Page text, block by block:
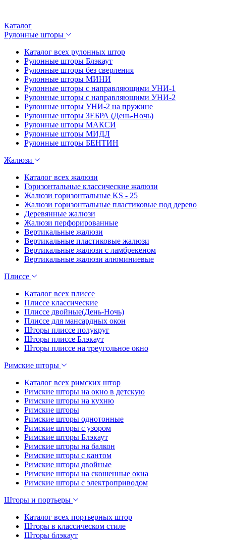
Каталог
Рулонные шторы
Каталог всех рулонных штор
Рулонные шторы Блэкаут
Рулонные шторы без сверления
Рулонные шторы МИНИ
Рулонные шторы с направляющими УНИ-1
Рулонные шторы с направляющими УНИ-2
Рулонные шторы УНИ-2 на пружине
Рулонные шторы ЗЕБРА (День-Ночь)
Рулонные шторы МАКСИ
Рулонные шторы МИДЛ
Рулонные шторы БЕНТИН
Жалюзи
Каталог всех жалюзи
Горизонтальные классические жалюзи
Жалюзи горизонтальные KS - 25
Жалюзи горизонтальные пластиковые под дерево
Деревянные жалюзи
Жалюзи перфорированные
Вертикальные жалюзи
Вертикальные пластиковые жалюзи
Вертикальные жалюзи с ламбрекеном
Вертикальные жалюзи алюминиевые
Плиссе
Каталог всех плиссе
Плиссе классические
Плиссе двойные(День-Ночь)
Плиссе для мансардных окон
Шторы плиссе полукруг
Шторы плиссе Блэкаут
Шторы плиссе на треугольное окно
Римские шторы
Каталог всех римских штор
Римские шторы на окно в детскую
Римские шторы на кухню
Римские шторы
Римские шторы однотонные
Римские шторы с узором
Римские шторы Блэкаут
Римские шторы на балкон
Римские шторы с кантом
Римские шторы двойные
Римские шторы на скошенные окна
Римские шторы с электроприводом
Шторы и портьеры
Каталог всех портьерных штор
Шторы в классическом стиле
Шторы блэкаут